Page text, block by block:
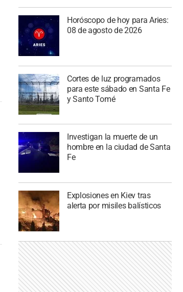
Horóscopo de hoy para Aries:
08 de agosto de 2026
Cortes de luz programados
para este sábado en Santa Fe
y Santo Tomé
Investigan la muerte de un
hombre en la ciudad de Santa
Fe
Explosiones en Kiev tras
alerta por misiles balísticos